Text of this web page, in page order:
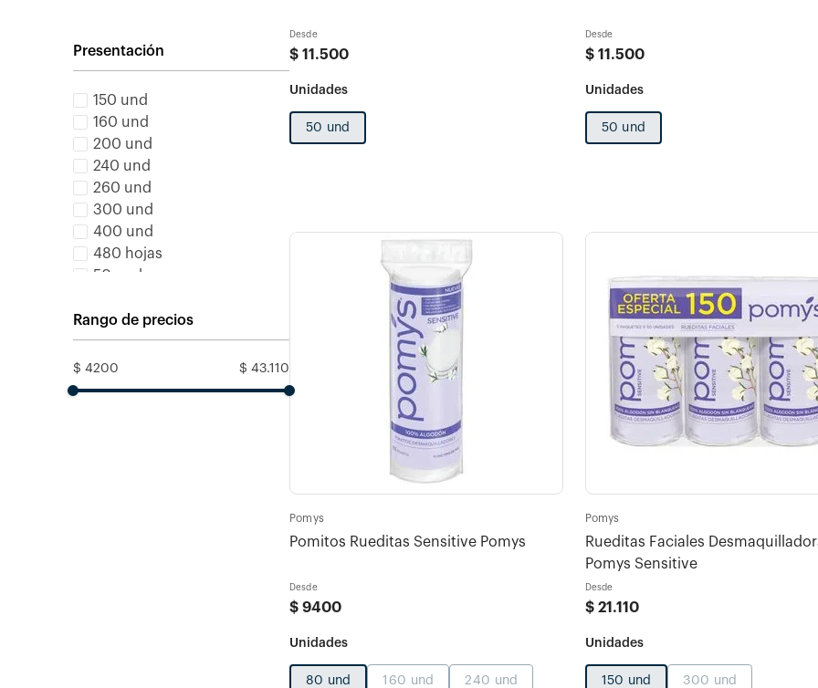
Presentación
150 und
160 und
200 und
240 und
260 und
300 und
400 und
480 hojas
50 und
Rango de precios
$ 4200 $ 43.110
Desde
$ 11 .500
50 und
Desde
$ 11 .500
50 und
Pomys
Pomitos Rueditas Sensitive Pomys
Desde
$ 9400
80 und 160 und 240 und
Pomys
Rueditas Faciales
Pomys Sensitive
Desde
$ 21 .110
150 und 300 und